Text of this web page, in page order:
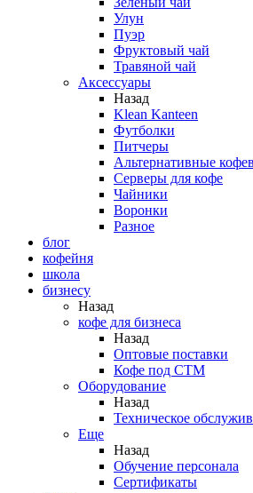
Улун
Пуэр
Фруктовый чай
Травяной чай
Аксессуары
Назад
Klean Kanteen
Футболки
Питчеры
Альтернативные
Серверы для кофе
Чайники
Воронки
Разное
блог
кофейня
школа
бизнесу
Назад
кофе для бизнеса
Назад
Оптовые поставки
Кофе под СТМ
Оборудование
Назад
Техническое
Еще
Назад
Обучение персонала
Сертификаты